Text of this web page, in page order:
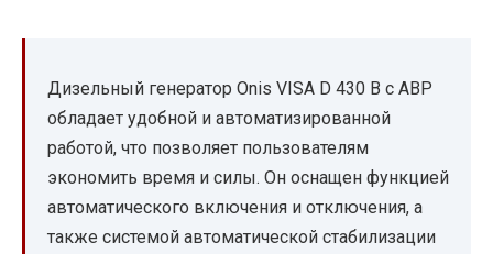
Дизельный генератор Onis VISA D 430 B с АВР
обладает удобной и автоматизированной
работой, что позволяет пользователям
экономить время и силы. Он оснащен функцией
автоматического включения и отключения, а
также системой автоматической стабилизации